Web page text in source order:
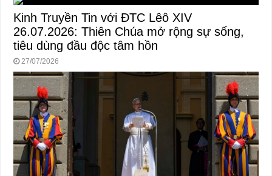
Kinh Truyền Tin với ĐTC Lêô XIV
26.07.2026: Thiên Chúa mở rộng sự sống,
tiêu dùng đầu độc tâm hồn
27/07/2026